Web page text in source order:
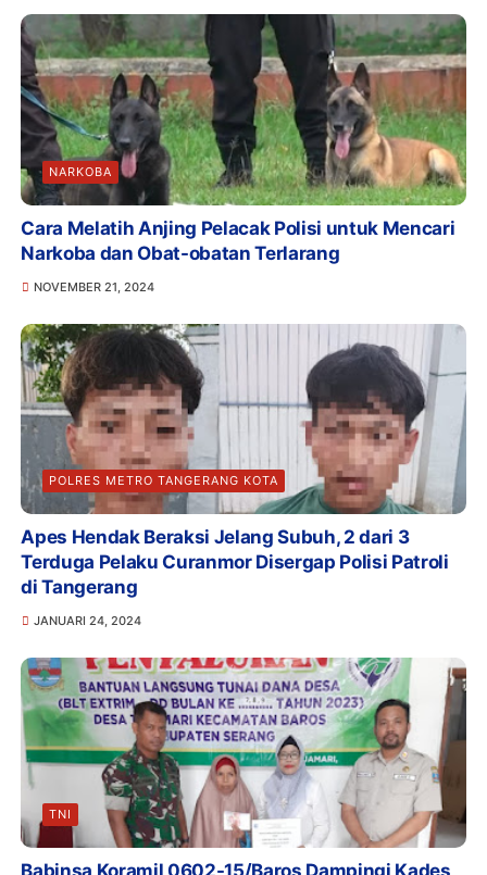
NARKOBA
Cara Melatih Anjing Pelacak Polisi untuk Mencari
Narkoba dan Obat-obatan Terlarang
NOVEMBER 21, 2024
POLRES METRO TANGERANG KOTA
Apes Hendak Beraksi Jelang Subuh, 2 dari 3
Terduga Pelaku Curanmor Disergap Polisi Patroli
di Tangerang
JANUARI 24, 2024
TNI